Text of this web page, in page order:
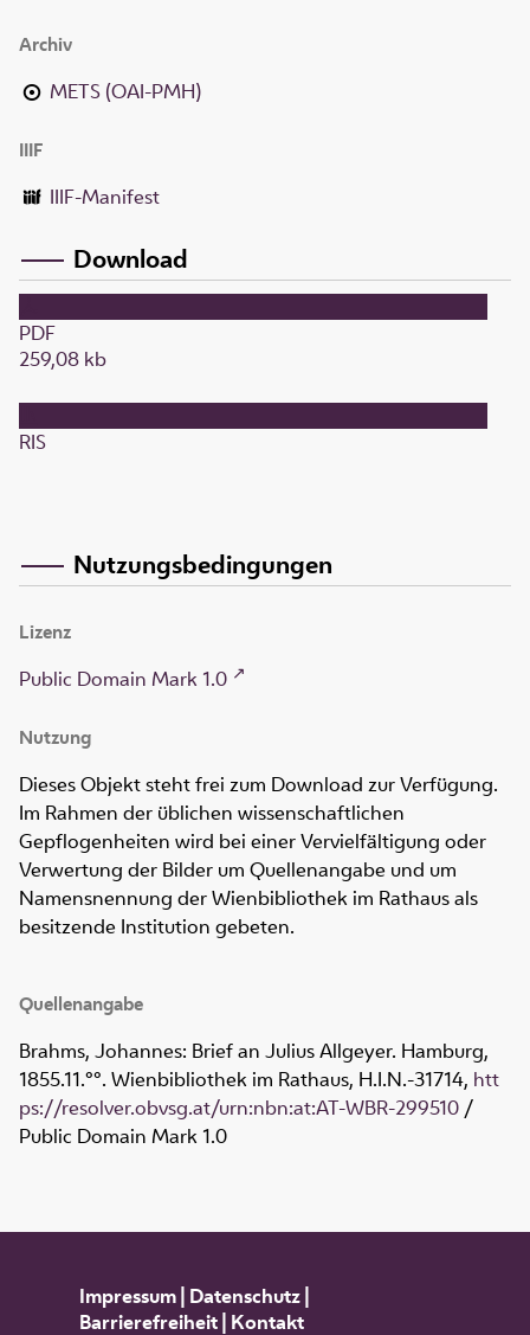
Archiv
METS (OAI-PMH)
IIIF
IIIF-Manifest
Download
PDF
259,08 kb
RIS
Nutzungsbedingungen
Lizenz
Public Domain Mark 1.0
Nutzung
Dieses Objekt steht frei zum Download zur Verfügung.
Im Rahmen der üblichen wissenschaftlichen
Gepflogenheiten wird bei einer Vervielfältigung oder
Verwertung der Bilder um Quellenangabe und um
Namensnennung der Wienbibliothek im Rathaus als
besitzende Institution gebeten.
Quellenangabe
Brahms, Johannes: Brief an Julius Allgeyer. Hamburg,
1855.11.°°. Wienbibliothek im Rathaus, H.I.N.-31714, htt
ps://resolver.obvsg.at/urn:nbn:at:AT-WBR-299510 /
Public Domain Mark 1.0
Impressum| Datenschutz|
Barrierefreiheit| Kontakt